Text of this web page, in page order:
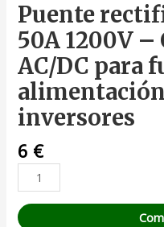
Puente
50A 1200V
AC/DC para
inversores
6 €